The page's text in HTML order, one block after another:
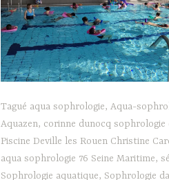
Tagué aqua sophrologie, Aqua-
Aquazen, corinne dunocq sophrologie
Piscine Deville les Rouen Christine
aqua sophrologie 76 Seine Maritime,
Sophrologie aquatique, Sophrologie